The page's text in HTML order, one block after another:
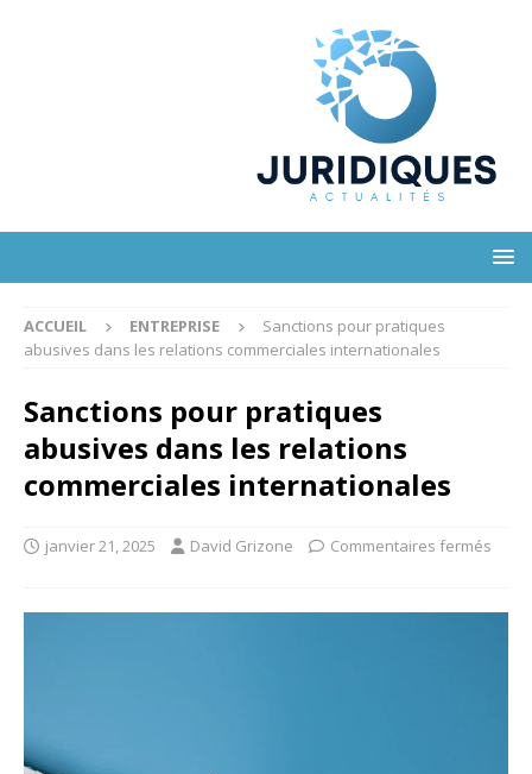
ACCUEIL ENTREPRISE
Sanctions pour pratiques
abusives dans les relations commerciales internationales
Sanctions pour pratiques
abusives dans les relations
commerciales internationales
janvier 21, 2025 David Grizone Commentaires fermés